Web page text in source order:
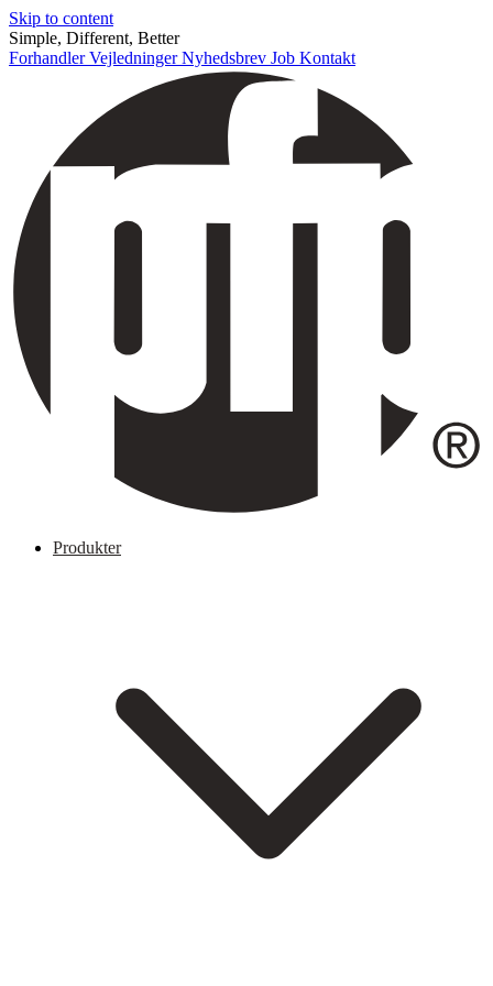
Skip to content
Simple, Different, Better
ForhandlerVejledningerNyhedsbrev Job Kontakt
Produkter